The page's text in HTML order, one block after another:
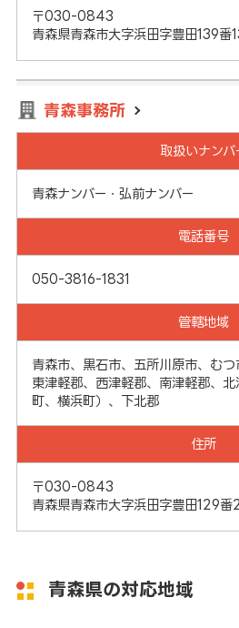
〒030-0843
青森県青森市大字浜田字豊田139番
青森事務所
取扱いナンバ
青森ナンバー・弘前ナンバー
電話番号
050-3816-1831
管轄地域
青森市、黒石市、五所川原市、むつ
東津軽郡、西津軽郡、南津軽郡、
町、横浜町）、下北郡
住所
〒030-0843
青森県青森市大字浜田字豊田129番2
青森県の対応地域